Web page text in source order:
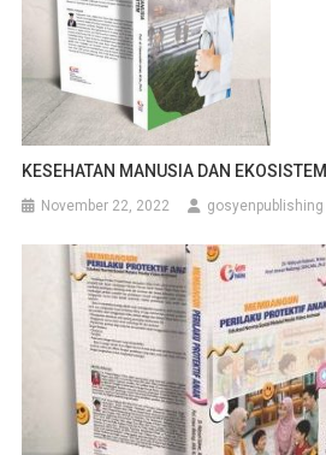
KESEHATAN MANUSIA DAN EKOSISTEM
November 22, 2022 gosyenpublishing